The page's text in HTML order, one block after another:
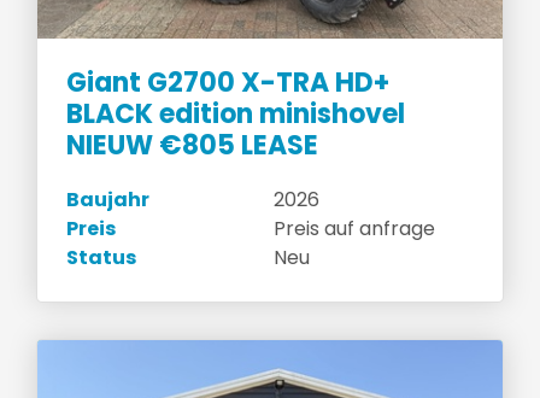
Giant G2700 X-TRA HD+
BLACK edition minishovel
NIEUW €805 LEASE
Baujahr
2026
Preis
Preis auf anfrage
Status
Neu